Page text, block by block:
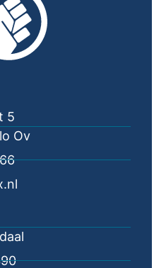
5
Ov